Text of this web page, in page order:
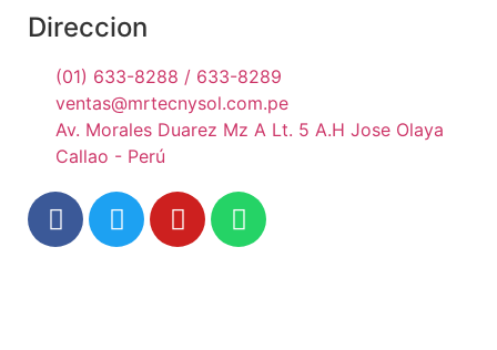
Direccion
(01) 633-8288 / 633-8289
ventas@mrtecnysol.com.pe
Av. Morales Duarez Mz A Lt. 5 A.H Jose Olaya
Callao - Perú